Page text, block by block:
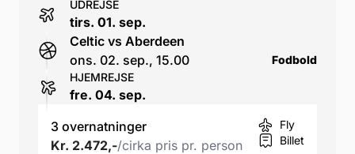
UDREJSE
tirs. 01. sep.
Celtic vs Aberdeen
ons. 02. sep., 15.00
Fodbold
HJEMREJSE
fre. 04. sep.
3 overnatninger
Kr. 2.472,-/cirka pris pr. person
Fly
Billet